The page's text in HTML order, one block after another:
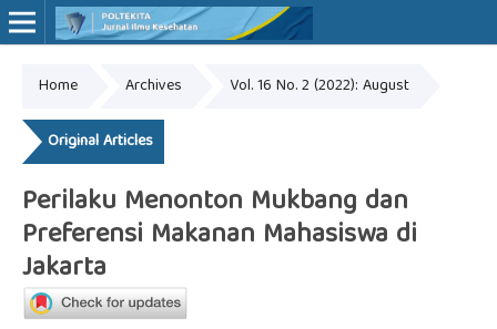
Online ISSN: 2527-7170
Home Archives Vol. 16 No. 2 (2022): August
Original Articles
Perilaku Menonton Mukbang dan
Preferensi Makanan Mahasiswa di
Jakarta